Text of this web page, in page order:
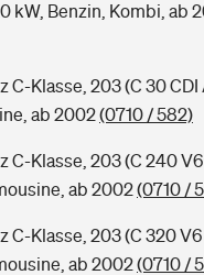
kW, Benzin, Kombi, ab
C-Klasse, 203 (C 30 CDI
ab 2002(0710 / 582)
C-Klasse, 203 (C 240
ab 2002(0710 /
C-Klasse, 203 (C 320
ab 2002(0710 /